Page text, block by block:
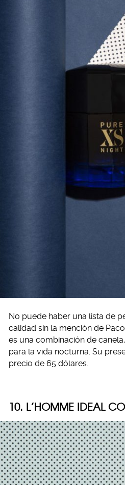
No puede haber una lista de
calidad sin la mención de
es una combinación de
para la vida nocturna. Su
precio de 65 dólares.
10. L’HOMME IDEAL